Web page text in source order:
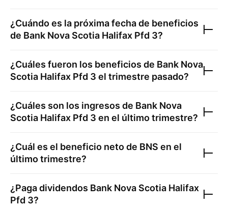
¿Cuándo es la próxima fecha de beneficios
de Bank Nova Scotia Halifax Pfd 3?
¿Cuáles fueron los beneficios de Bank Nova
Scotia Halifax Pfd 3 el trimestre pasado?
¿Cuáles son los ingresos de Bank Nova
Scotia Halifax Pfd 3 en el último trimestre?
¿Cuál es el beneficio neto de BNS en el
último trimestre?
¿Paga dividendos Bank Nova Scotia Halifax
Pfd 3?